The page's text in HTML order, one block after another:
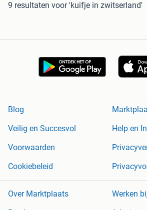
9 resultaten voor 'kuifje in zwitserland'
Blog
Veilig en Succesvol
Help en
Voorwaarden
Cookiebeleid
Over Marktplaats
Werken